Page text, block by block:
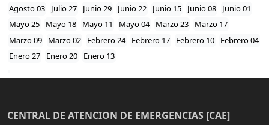
Agosto 03
Julio 27 Junio 29 Junio 22 Junio 15 Junio 08
Junio 01
Mayo 25
Mayo 18 Mayo 11 Mayo 04 Marzo 23
Marzo 17
Marzo 09
Marzo 02 Febrero 24 Febrero 17 Febrero 10
Febrero 04
Enero 27
Enero 20 Enero 13
CENTRAL DE ATENCION DE EMERGENCIAS [CAE]